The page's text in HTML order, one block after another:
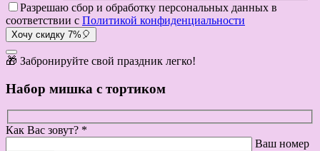
Разрешаю сбор и обработку персональных данных в
соответствии с Политикой конфиденциальности
Хочу скидку 7%🎈
🎁 Забронируйте свой праздник легко!
Набор мишка с тортиком
Как Вас зовут? *
Ваш номер